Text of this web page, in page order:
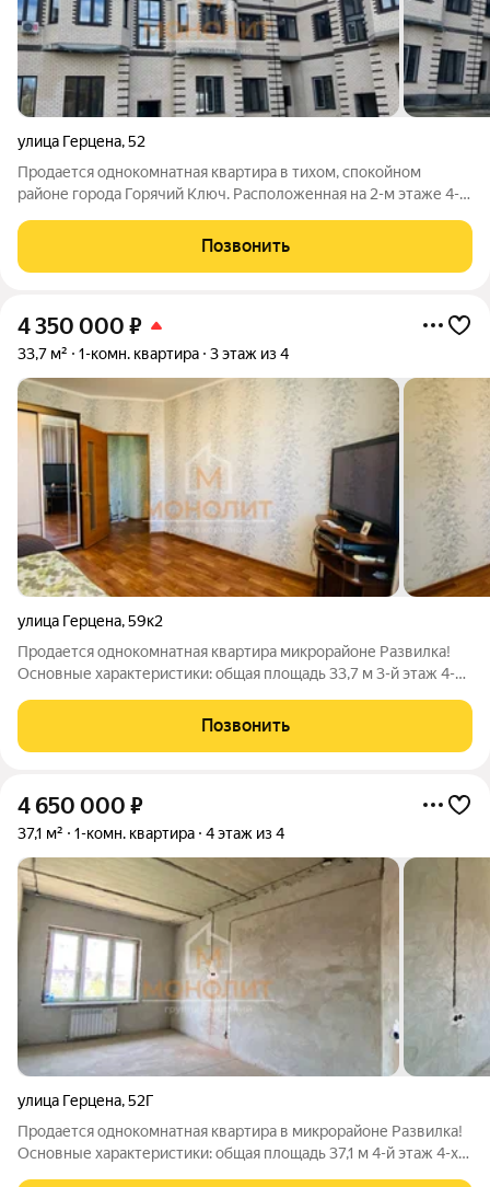
улица Герцена,52
Продается однокомнатная квартира в тихом, спокойном
районе города Горячий Ключ. Расположенная на 2-м этаже 4-х
кухня 10,9 кв.м, санузел совмещенный. В квартире автономное
отопление, что
Позвонить
4 350 000 ₽
33,7 м² 1-комн. квартира 3 этаж из 4
улица Герцена,59к2
Продается однокомнатная квартира микрорайоне Развилка!
Основные характеристики: общая площадь 33,7 м 3-й этаж 4-х
на третьем этаже четырёхэтажного дома. Общая площадь
квартиры составляет 33,7
Позвонить
4 650 000 ₽
37,1 м² 1-комн. квартира 4 этаж из 4
улица Герцена,52Г
Продается однокомнатная квартира в микрорайоне Развилка!
Основные характеристики: общая площадь 37,1 м 4-й этаж 4-х